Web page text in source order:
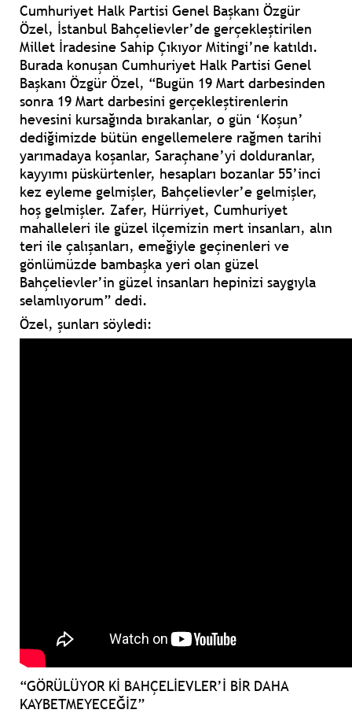
Cumhuriyet Halk Partisi Genel Başkanı Özgür
Özel, İstanbul Bahçelievler’de gerçekleştirilen
Millet İradesine Sahip Çıkıyor Mitingi’ne katıldı.
Burada konuşan Cumhuriyet Halk Partisi Genel
Başkanı Özgür Özel, “Bugün 19 Mart darbesinden
sonra 19 Mart darbesini gerçekleştirenlerin
hevesini kursağında bırakanlar, o gün ‘Koşun’
dediğimizde bütün engellemelere rağmen tarihi
yarımadaya koşanlar, Saraçhane’yi dolduranlar,
kayyımı püskürtenler, hesapları bozanlar 55’inci
kez eyleme gelmişler, Bahçelievler’e gelmişler,
hoş gelmişler. Zafer, Hürriyet, Cumhuriyet
mahalleleri ile güzel ilçemizin mert insanları, alın
teri ile çalışanları, emeğiyle geçinenleri ve
gönlümüzde bambaşka yeri olan güzel
Bahçelievler’in güzel insanları hepinizi saygıyla
selamlıyorum” dedi.
Özel, şunları söyledi:
“GÖRÜLÜYOR Kİ BAHÇELİEVLER’İ BİR DAHA
KAYBETMEYECEĞİZ”